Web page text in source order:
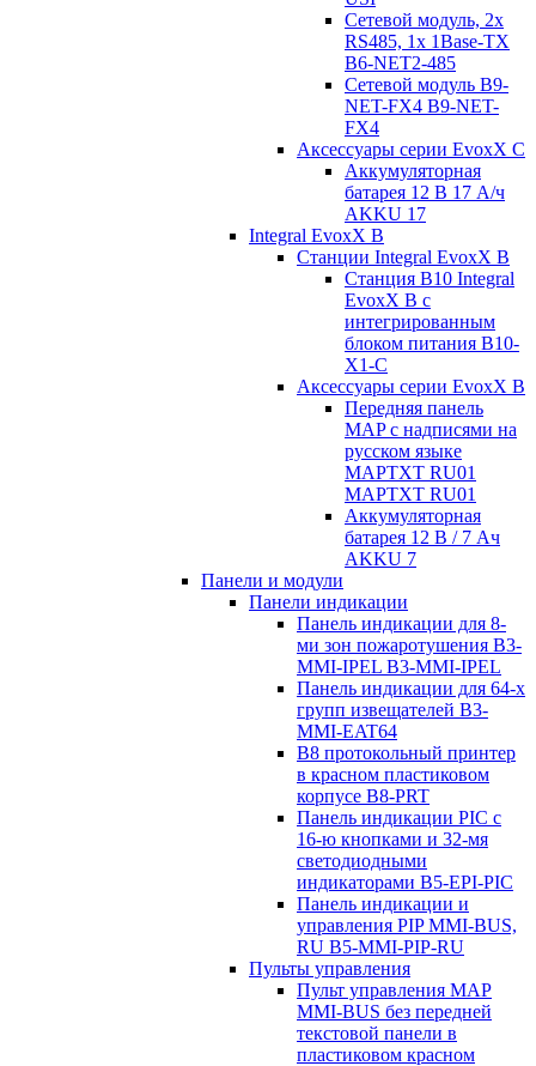
Сетевой модуль, 2x
RS485, 1x 1Base-TX
B6-NET2-485
Сетевой модуль B9-
NET-FX4 B9-NET-
FX4
Аксессуары серии EvoxX C
Аккумуляторная
батарея 12 В 17 A/ч
AKKU 17
Integral EvoxX B
Станции Integral EvoxX B
Станция B10 Integral
EvoxX B с
интегрированным
блоком питания B10-
X1-C
Аксессуары серии EvoxX B
Передняя панель
MAP с надписями на
русском языке
MAPTXT RU01
MAPTXT RU01
Аккумуляторная
батарея 12 В / 7 Aч
AKKU 7
Панели и модули
Панели индикации
Панель индикации для 8-
ми зон пожаротушения B3-
MMI-IPEL B3-MMI-IPEL
Панель индикации для 64-х
групп извещателей B3-
MMI-EAT64
B8 протокольный принтер
в красном пластиковом
корпусе B8-PRT
Панель индикации PIC с
16-ю кнопками и 32-мя
светодиодными
индикаторами B5-EPI-PIC
Панель индикации и
управления PIP MMI-BUS,
RU B5-MMI-PIP-RU
Пульты управления
Пульт управления MAP
MMI-BUS без передней
текстовой панели в
пластиковом красном